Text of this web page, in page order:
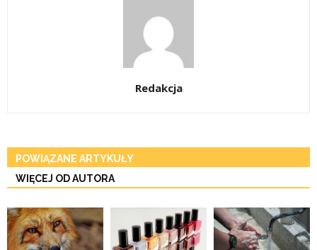
Redakcja
POWIĄZANE ARTYKUŁY
WIĘCEJ OD AUTORA